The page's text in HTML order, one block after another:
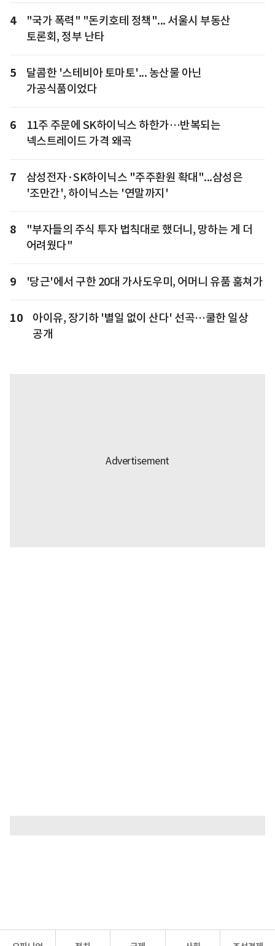
4
"국가 폭력" "돈키호테 정책"... 서울시 부동산
토론회, 정부 난타
5
달콤한 '스테비아 토마토'... 농산물 아닌
가공식품이었다
6
11주 주문에 SK하이닉스 하한가…반복되는
넥스트레이드 가격 왜곡
7
삼성전자·SK하이닉스 "주주환원 확대"...삼성은
'조만간', 하이닉스는 '연말까지'
8
"부자들의 주식 투자 법칙대로 했더니, 망하는 게 더
어려웠다"
9 '당근'에서 구한 20대 가사도우미, 어머니 유품 훔쳐가
10
아이유, 장기하 '별일 없이 산다' 선곡…쿨한 일상
공개